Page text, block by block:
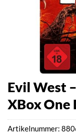
Evil West
XBox One
Artikelnummer: